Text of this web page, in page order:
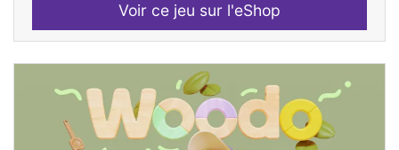
Voir ce jeu sur l'eShop